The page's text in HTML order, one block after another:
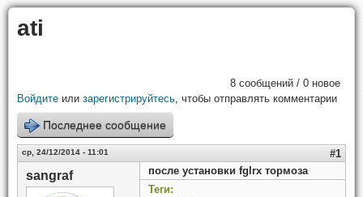
ati
8 сообщений / 0 новое
Войдите или зарегистрируйтесь, чтобы отправлять комментарии
Последнее сообщение
ср, 24/12/2014 - 11:01 #1
sangraf
после установки fglrx тормоза
Теги: